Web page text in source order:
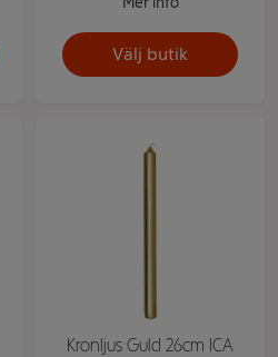
Välj butik
Kronljus Guld 26cm ICA